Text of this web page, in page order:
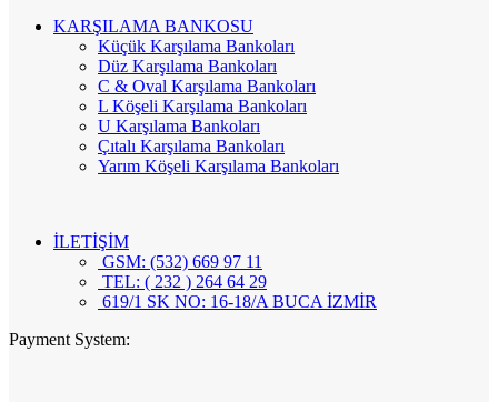
KARŞILAMA BANKOSU
Küçük Karşılama Bankoları
Düz Karşılama Bankoları
C & Oval Karşılama Bankoları
L Köşeli Karşılama Bankoları
U Karşılama Bankoları
Çıtalı Karşılama Bankoları
Yarım Köşeli Karşılama Bankoları
İLETİŞİM
GSM: (532) 669 97 11
TEL: ( 232 ) 264 64 29
619/1 SK NO: 16-18/A BUCA İZMİR
Payment System: